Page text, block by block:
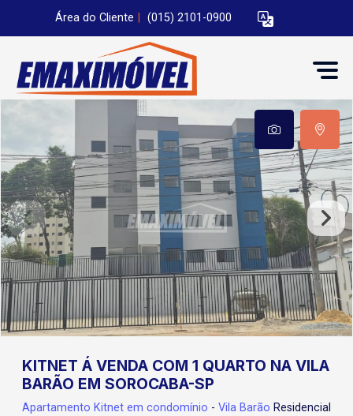
Área do Cliente (015) 2101-0900
KITNET Á VENDA COM 1 QUARTO NA VILA
BARÃO EM SOROCABA-SP
Apartamento Kitnet em condomínio - Vila Barão Residencial